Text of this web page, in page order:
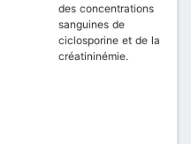
des concentrations
sanguines de
ciclosporine et de la
créatininémie.